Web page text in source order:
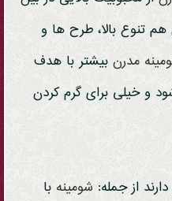
هم تنوع بالا، طرح ها و
مدرنبیشتر با هدف
و خیلی برای گرم کردن
از جمله: شومینه با